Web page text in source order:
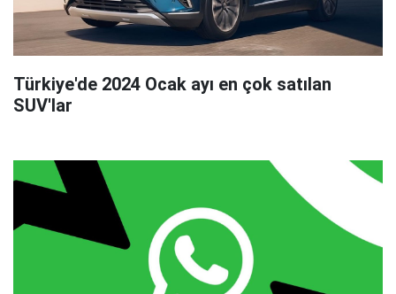
Türkiye'de 2024 Ocak ayı en çok satılan
SUV'lar